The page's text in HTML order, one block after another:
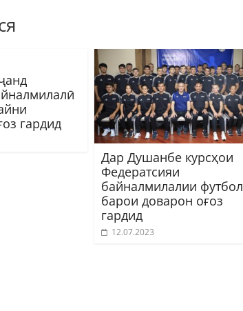
гардид
Дар Душанбе курсҳои
Федератсияи
байналмилалии футбол
барои доварон оғоз
гардид
12.07.2023